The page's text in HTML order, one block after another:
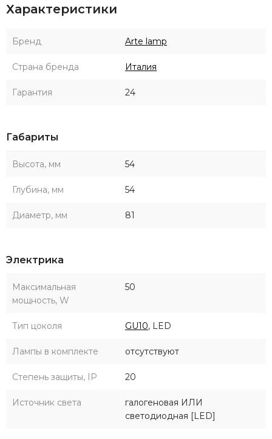
Характеристики
Бренд Arte lamp
Страна бренда Италия
Гарантия 24
Габариты
Высота, мм 54
Глубина, мм 54
Диаметр, мм 81
Электрика
Максимальная
мощность, W
50
Тип цоколя GU10, LED
Лампы в комплекте отсутствуют
Степень защиты, IP 20
Источник света
галогеновая ИЛИ
светодиодная [LED]